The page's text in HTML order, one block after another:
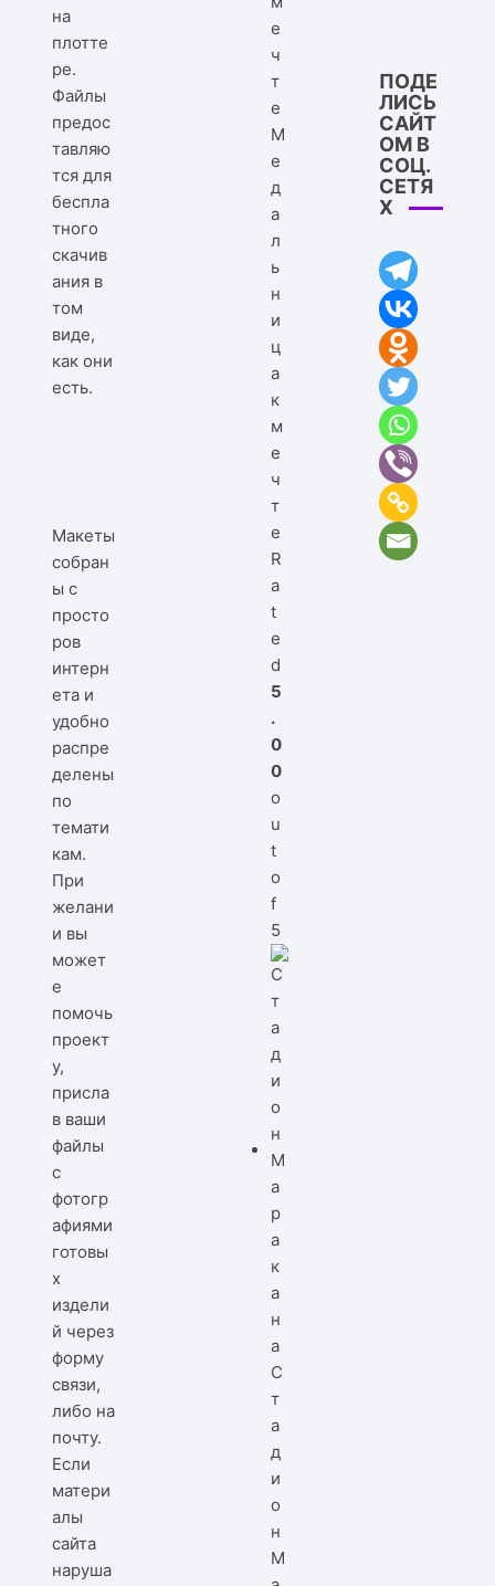
на
плотте
ре.
Файлы
предос
тавляю
тся для
беспла
тного
скачив
ания в
том
виде,
как они
есть.
Макеты
собран
ы с
просто
ров
интерн
ета и
удобно
распре
делены
по
темати
кам.
При
желани
и вы
может
е
помочь
проект
у,
присла
в ваши
файлы
с
фотогр
афиями
готовы
х
издели
й через
форму
связи,
либо на
почту.
Если
матери
алы
сайта
наруша
М
е
д
а
л
ь
н
и
ц
а
к
м
е
ч
т
е
R
a
t
e
d
5
.
0
0
o
u
t
o
f
5
С
т
а
д
и
о
н
М
ПОДЕ
ЛИСЬ
САЙТ
ОМ В
СОЦ.
СЕТЯ
Х